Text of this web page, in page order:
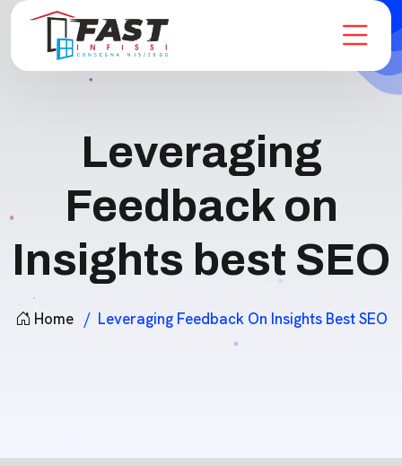
Leveraging
Feedback on
Insights best SEO
Home Leveraging Feedback On Insights Best SEO